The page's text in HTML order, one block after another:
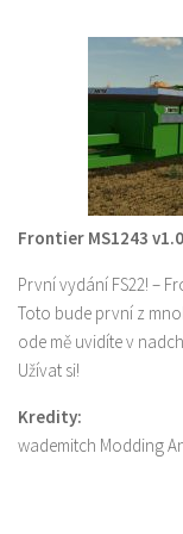
Frontier MS1243 v1.0
První vydání FS22! –
Toto bude první z
ode mě uvidíte v
Užívat si!
Kredity:
wademitch Modding